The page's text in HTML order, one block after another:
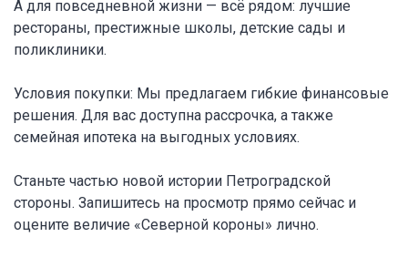
А для повседневной жизни — всё рядом: лучшие
рестораны, престижные школы, детские сады и
поликлиники.
Условия покупки: Мы предлагаем гибкие финансовые
решения. Для вас доступна рассрочка, а также
семейная ипотека на выгодных условиях.
Станьте частью новой истории Петроградской
стороны. Запишитесь на просмотр прямо сейчас и
оцените величие «Северной короны» лично.